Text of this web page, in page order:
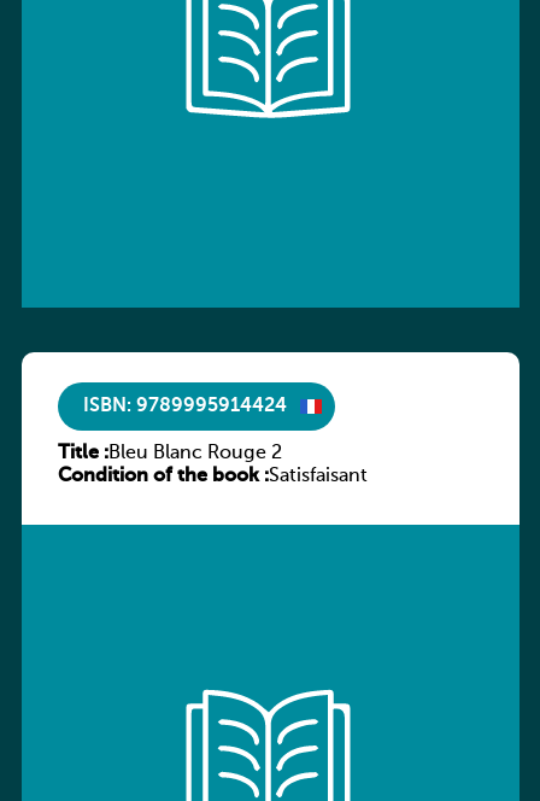
ISBN: 9789995914424
Title :Bleu Blanc Rouge 2
Condition of the book :Satisfaisant